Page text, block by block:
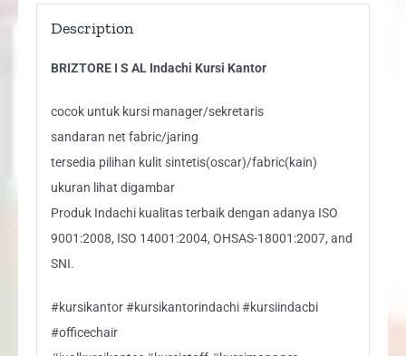
Description
BRIZTORE I S AL Indachi Kursi Kantor
cocok untuk kursi manager/sekretaris
sandaran net fabric/jaring
tersedia pilihan kulit sintetis(oscar)/fabric(kain)
ukuran lihat digambar
Produk Indachi kualitas terbaik dengan adanya ISO
9001:2008, ISO 14001:2004, OHSAS-18001:2007, and
SNI.
#kursikantor #kursikantorindachi #kursiindacbi
#officechair